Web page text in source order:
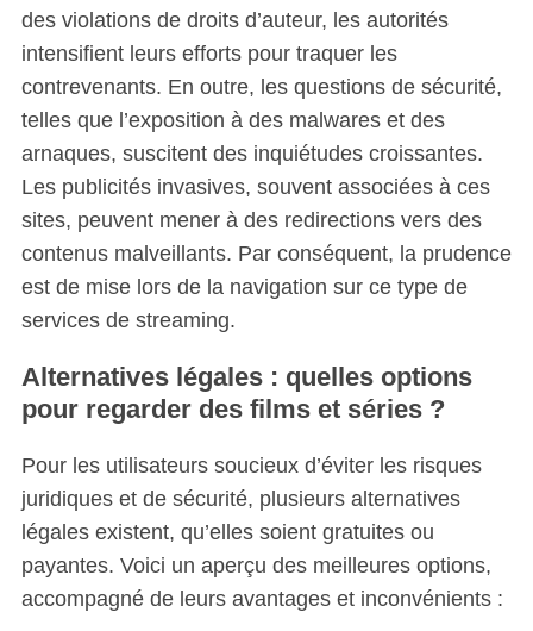
des violations de droits d’auteur, les autorités
intensifient leurs efforts pour traquer les
contrevenants. En outre, les questions de sécurité,
telles que l’exposition à des malwares et des
arnaques, suscitent des inquiétudes croissantes.
Les publicités invasives, souvent associées à ces
sites, peuvent mener à des redirections vers des
contenus malveillants. Par conséquent, la prudence
est de mise lors de la navigation sur ce type de
services de streaming.
Alternatives légales : quelles options
pour regarder des films et séries ?
Pour les utilisateurs soucieux d’éviter les risques
juridiques et de sécurité, plusieurs alternatives
légales existent, qu’elles soient gratuites ou
payantes. Voici un aperçu des meilleures options,
accompagné de leurs avantages et inconvénients :
e
a
c
f
o
r